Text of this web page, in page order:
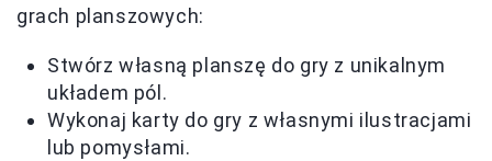
grach planszowych:
Stwórz własną planszę do gry z unikalnym
układem pól.
Wykonaj karty do gry z własnymi ilustracjami
lub pomysłami.